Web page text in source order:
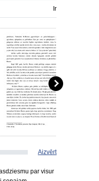
Ir
Aizvērt
par visur